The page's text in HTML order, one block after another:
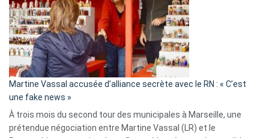
Algérie
Martine Vassal accusée d’alliance secrète avec le RN : « C’est
une fake news »
À trois mois du second tour des municipales à Marseille, une
prétendue négociation entre Martine Vassal (LR) et le